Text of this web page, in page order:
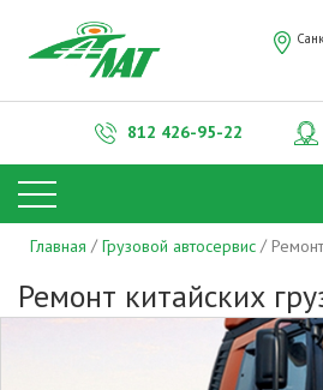
812 426-95-22
Главная Грузовой автосервис
Ремонт китайских
Нажимая на кнопку "Отправить", вы
согласие на обработку
данных